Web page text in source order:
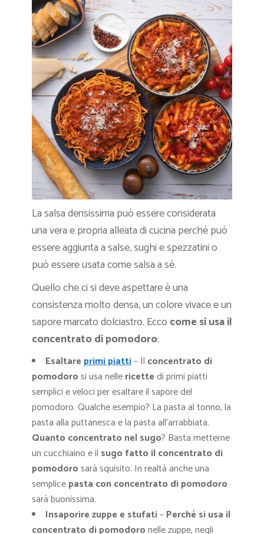
La salsa densissima può essere considerata
una vera e propria alleata di cucina perché può
essere aggiunta a salse, sughi e spezzatini o
può essere usata come salsa a sé.
Quello che ci si deve aspettare è una
consistenza molto densa, un colore vivace e un
sapore marcato dolciastro. Ecco come si usa il
concentrato di pomodoro:
Esaltare primi piatti– Il concentrato di
pomodoro si usa nellericettedi primi piatti
semplici e veloci per esaltare il sapore del
pomodoro. Qualche esempio? La pasta al tonno, la
pasta alla puttanesca e la pasta all’arrabbiata.
Quanto concentrato nel sugo? Basta metterne
un cucchiaino e il sugo fatto il concentrato di
pomodoro sarà squisito. In realtà anche una
semplicepasta con concentrato di pomodoro
sarà buonissima.
Insaporire zuppe e stufati–Perché si usa il
concentrato di pomodoronelle zuppe, negli